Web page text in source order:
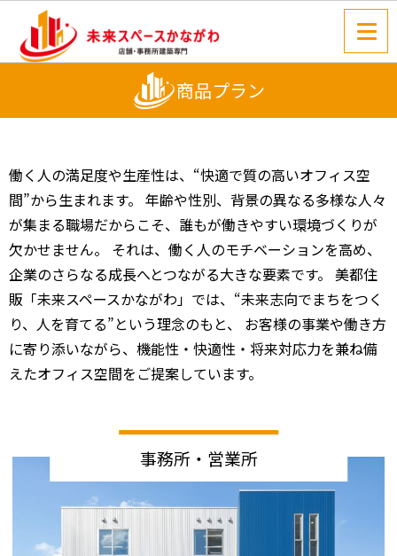
商品プラン
働く人の満足度や生産性は、“快適で質の高いオフィス空
間”から生まれます。 年齢や性別、背景の異なる多様な人々
が集まる職場だからこそ、誰もが働きやすい環境づくりが
欠かせません。 それは、働く人のモチベーションを高め、
企業のさらなる成長へとつながる大きな要素です。 美都住
販「未来スペースかながわ」では、“未来志向でまちをつく
り、人を育てる”という理念のもと、 お客様の事業や働き方
に寄り添いながら、機能性・快適性・将来対応力を兼ね備
えたオフィス空間をご提案しています。
事務所・営業所